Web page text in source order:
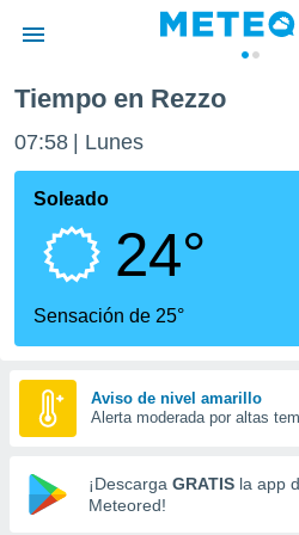
de
ha sido
calidad.
a este
las
y
forma
digital
basada
Tiempo en Rezzo
07:58 Lunes
Soleado
24°
Sensación de 25°
Aviso de nivel amarillo
Alerta moderada por altas
¡Descarga GRATIS la app
Meteored!